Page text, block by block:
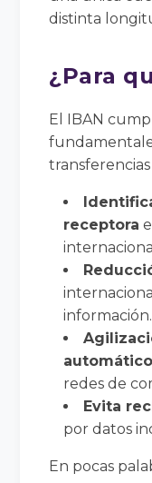
distinta
¿Para
El IBAN
receptora
información.
automático
redes de
Evita
por datos
En pocas